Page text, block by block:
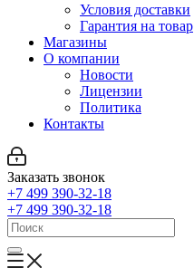
Условия доставки
Гарантия на товар
Магазины
О компании
Новости
Лицензии
Политика
Контакты
Заказать звонок
+7 499 390-32-18
+7 499 390-32-18